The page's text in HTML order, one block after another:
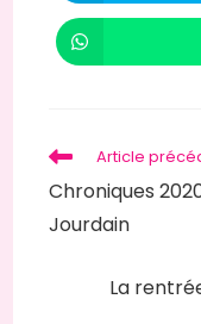
une
Read
more
articles
Article
Chroniques
Jourdain
La